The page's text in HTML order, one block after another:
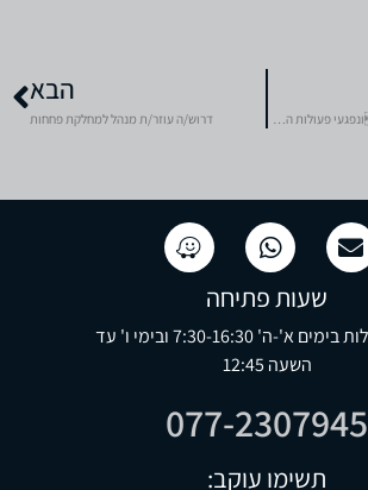
יום הזיכרוןלחללי ישראלונפגעי פעולות האיבה
הבא
דרוש/ה עוזר/ת מנהל למחלקת פחחות
שעות פתיחה
שעות פעילות בימים א'-ה' 7:30-16:30 ובימי ו' עד
השעה 12:45
077-2307945
תשימו עוקב: